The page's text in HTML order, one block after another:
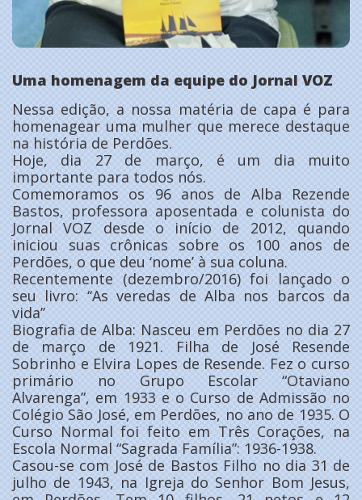
Uma homenagem da equipe do Jornal VOZ
Nessa edição, a nossa matéria de capa é para
homenagear uma mulher que merece destaque
na história de Perdões.
Hoje, dia 27 de março, é um dia muito
importante para todos nós.
Comemoramos os 96 anos de Alba Rezende
Bastos, professora aposentada e colunista do
Jornal VOZ desde o início de 2012, quando
iniciou suas crônicas sobre os 100 anos de
Perdões, o que deu ‘nome’ à sua coluna.
Recentemente (dezembro/2016) foi lançado o
seu livro: ‘‘As veredas de Alba nos barcos da
vida’’
Biografia de Alba: Nasceu em Perdões no dia 27
de março de 1921. Filha de José Resende
Sobrinho e Elvira Lopes de Resende. Fez o curso
primário no Grupo Escolar “Otaviano
Alvarenga”, em 1933 e o Curso de Admissão no
Colégio São José, em Perdões, no ano de 1935. O
Curso Normal foi feito em Três Corações, na
Escola Normal “Sagrada Família”: 1936-1938.
Casou-se com José de Bastos Filho no dia 31 de
julho de 1943, na Igreja do Senhor Bom Jesus,